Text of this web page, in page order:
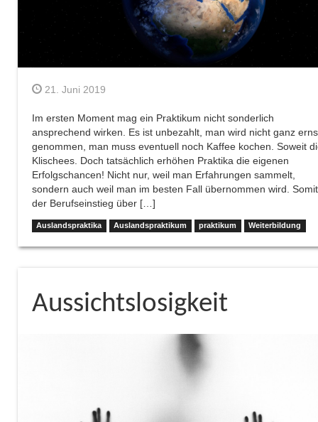
21. Juni 2019
Im ersten Moment mag ein Praktikum nicht sonderlich
ansprechend wirken. Es ist unbezahlt, man wird nicht ganz
genommen, man muss eventuell noch Kaffee kochen. Soweit
Klischees. Doch tatsächlich erhöhen Praktika die eigenen
Erfolgschancen! Nicht nur, weil man Erfahrungen sammelt,
sondern auch weil man im besten Fall übernommen wird.
der Berufseinstieg über […]
Auslandspraktika Auslandspraktikum praktikum Weiterbildung
Aussichtslosigkeit